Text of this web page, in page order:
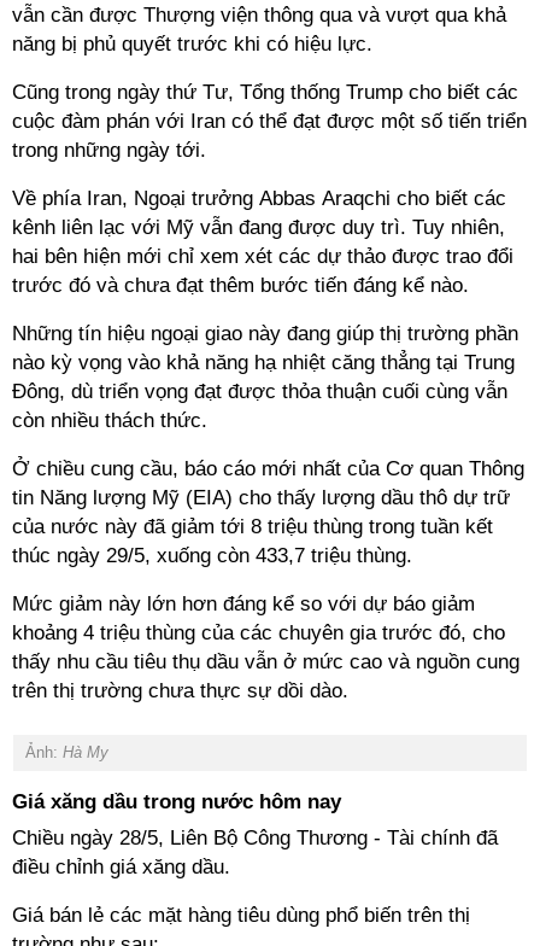
vẫn cần được Thượng viện thông qua và vượt qua khả
năng bị phủ quyết trước khi có hiệu lực.
Cũng trong ngày thứ Tư, Tổng thống Trump cho biết các
cuộc đàm phán với Iran có thể đạt được một số tiến triển
trong những ngày tới.
Về phía Iran, Ngoại trưởng Abbas Araqchi cho biết các
kênh liên lạc với Mỹ vẫn đang được duy trì. Tuy nhiên,
hai bên hiện mới chỉ xem xét các dự thảo được trao đổi
trước đó và chưa đạt thêm bước tiến đáng kể nào.
Những tín hiệu ngoại giao này đang giúp thị trường phần
nào kỳ vọng vào khả năng hạ nhiệt căng thẳng tại Trung
Đông, dù triển vọng đạt được thỏa thuận cuối cùng vẫn
còn nhiều thách thức.
Ở chiều cung cầu, báo cáo mới nhất của Cơ quan Thông
tin Năng lượng Mỹ (EIA) cho thấy lượng dầu thô dự trữ
của nước này đã giảm tới 8 triệu thùng trong tuần kết
thúc ngày 29/5, xuống còn 433,7 triệu thùng.
Mức giảm này lớn hơn đáng kể so với dự báo giảm
khoảng 4 triệu thùng của các chuyên gia trước đó, cho
thấy nhu cầu tiêu thụ dầu vẫn ở mức cao và nguồn cung
trên thị trường chưa thực sự dồi dào.
Ảnh: Hà My
Giá xăng dầu trong nước hôm nay
Chiều ngày 28/5, Liên Bộ Công Thương - Tài chính đã
điều chỉnh giá xăng dầu.
Giá bán lẻ các mặt hàng tiêu dùng phổ biến trên thị